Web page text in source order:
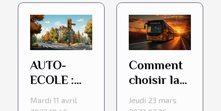
AUTO-
ECOLE :
Conduire
Mardi 11 avril
Comment
choisir la
meilleure
Jeudi 23 mars